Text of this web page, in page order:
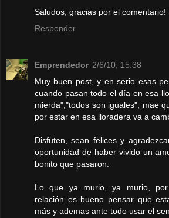
Saludos, gracias por el comentario!
Responder
Emprendedor 2/6/10, 15:38
Muy buen post, y en serio esas
cuando pasan todo el día en esa
mierda","todos son iguales", mae
por estar en esa lloradera va a
Disfuten, sean felices y
oportunidad de haber vivido un
bonito que pasaron.
Lo que ya murio, ya murio,
relación es bueno pensar que
más y ademas ante todo usar el